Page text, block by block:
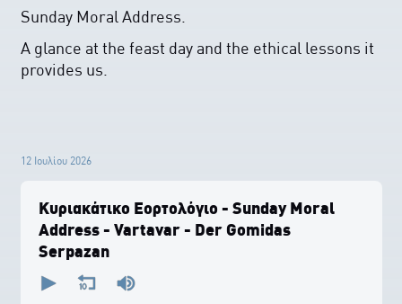
Sunday Moral Address.
A glance at the feast day and the ethical lessons it
provides us.
12 Ιουλίου 2026
Κυριακάτικο Εορτολόγιο - Sunday Moral
Address - Vartavar - Der Gomidas
Serpazan
seconds